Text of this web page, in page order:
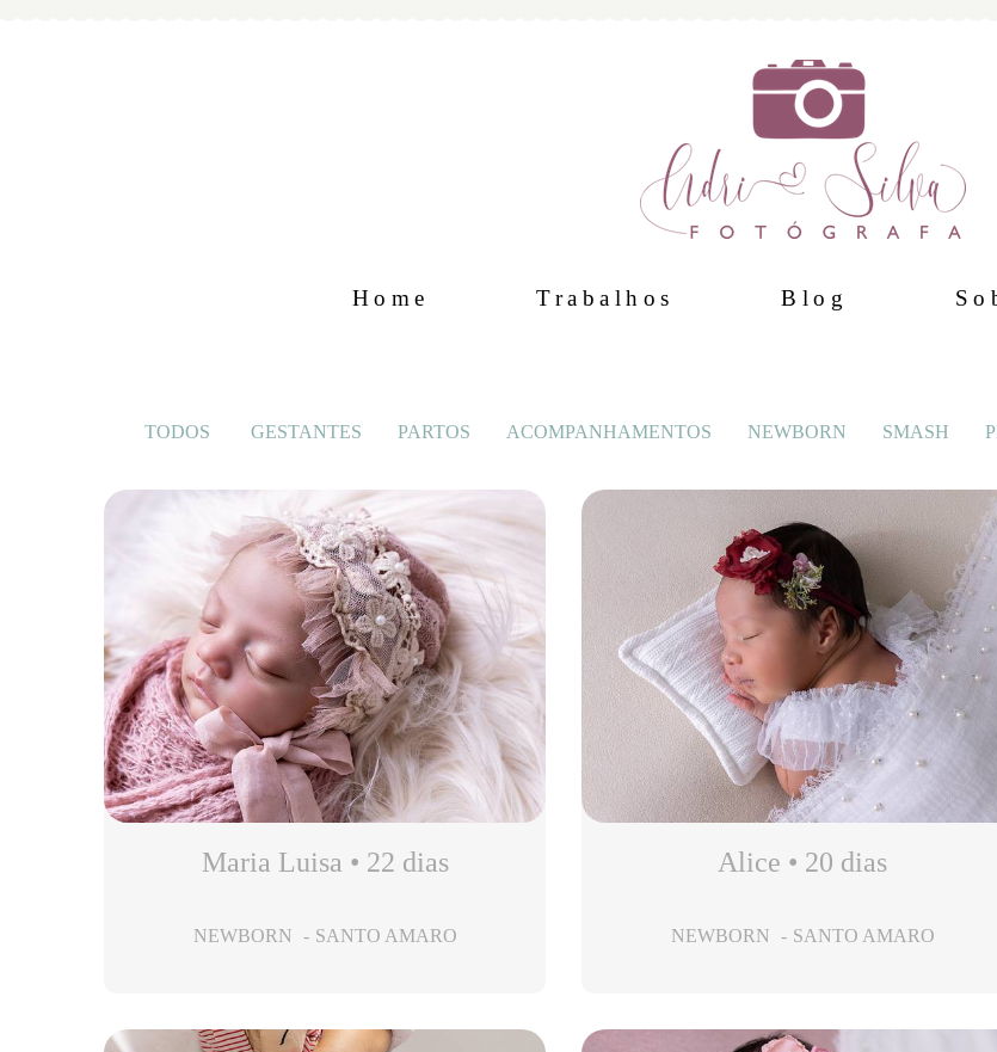
Home Trabalhos Blog
TODOS GESTANTES PARTOS ACOMPANHAMENTOS NEWBORN SMASH
Maria Luisa • 22 dias
NEWBORN SANTO AMARO
Alice • 20 dias
NEWBORN SANTO AMARO